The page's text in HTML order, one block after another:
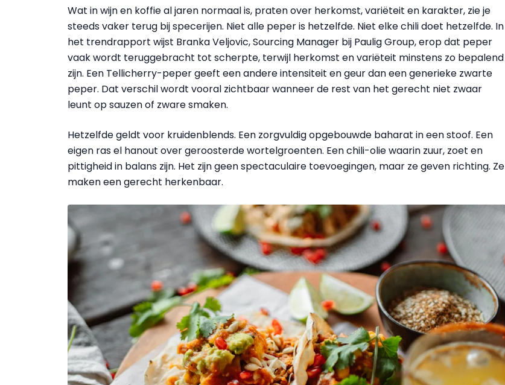
Wat in wijn en koffie al jaren normaal is, praten over herkomst, variëteit en karakter, zie je
steeds vaker terug bij specerijen. Niet alle peper is hetzelfde. Niet elke chili doet hetzelfde. In
het trendrapport wijst Branka Veljovic, Sourcing Manager bij Paulig Group, erop dat peper
vaak wordt teruggebracht tot scherpte, terwijl herkomst en variëteit minstens zo bepalend
zijn. Een Tellicherry-peper geeft een andere intensiteit en geur dan een generieke zwarte
peper. Dat verschil wordt vooral zichtbaar wanneer de rest van het gerecht niet zwaar
leunt op sauzen of zware smaken.
Hetzelfde geldt voor kruidenblends. Een zorgvuldig opgebouwde baharat in een stoof. Een
eigen ras el hanout over geroosterde wortelgroenten. Een chili-olie waarin zuur, zoet en
pittigheid in balans zijn. Het zijn geen spectaculaire toevoegingen, maar ze geven richting. Ze
maken een gerecht herkenbaar.